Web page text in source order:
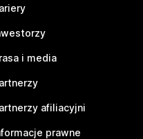
i media
afiliacyjni
prawne